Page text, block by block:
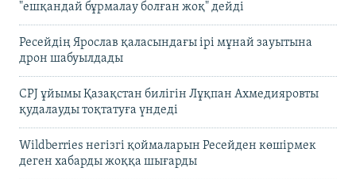
"ешқандай бұрмалау болған жоқ" дейді
Ресейдің Ярослав қаласындағы ірі мұнай зауытына
дрон шабуылдады
CPJ ұйымы Қазақстан билігін Лұқпан Ахмедияровты
қудалауды тоқтатуға үндеді
Wildberries негізгі қоймаларын Ресейден көшірмек
деген хабарды жоққа шығарды